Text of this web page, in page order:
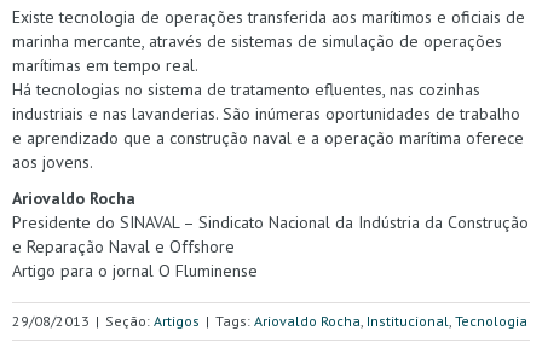
Existe tecnologia de operações transferida aos marítimos e oficiais de
marinha mercante, através de sistemas de simulação de operações
marítimas em tempo real.
Há tecnologias no sistema de tratamento efluentes, nas cozinhas
industriais e nas lavanderias. São inúmeras oportunidades de trabalho
e aprendizado que a construção naval e a operação marítima oferece
aos jovens.
Ariovaldo Rocha
Presidente do SINAVAL – Sindicato Nacional da Indústria da Construção
e Reparação Naval e Offshore
Artigo para o jornal O Fluminense
29/08/2013 | Seção: Artigos | Tags: Ariovaldo Rocha Institucional Tecnologia